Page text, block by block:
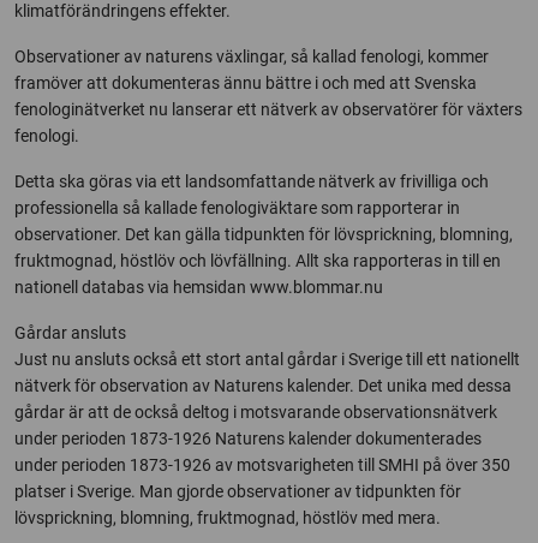
klimatförändringens effekter.
Observationer av naturens växlingar, så kallad fenologi, kommer
framöver att dokumenteras ännu bättre i och med att Svenska
fenologinätverket nu lanserar ett nätverk av observatörer för växters
fenologi.
Detta ska göras via ett landsomfattande nätverk av frivilliga och
professionella så kallade fenologiväktare som rapporterar in
observationer. Det kan gälla tidpunkten för lövsprickning, blomning,
fruktmognad, höstlöv och lövfällning. Allt ska rapporteras in till en
nationell databas via hemsidan www.blommar.nu
Gårdar ansluts
Just nu ansluts också ett stort antal gårdar i Sverige till ett nationellt
nätverk för observation av Naturens kalender. Det unika med dessa
gårdar är att de också deltog i motsvarande observationsnätverk
under perioden 1873-1926 Naturens kalender dokumenterades
under perioden 1873-1926 av motsvarigheten till SMHI på över 350
platser i Sverige. Man gjorde observationer av tidpunkten för
lövsprickning, blomning, fruktmognad, höstlöv med mera.